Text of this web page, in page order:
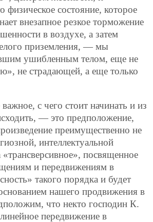
физическое состояние, которое
внезапное резкое торможение
в воздухе, а затем
приземления, — мы
ушибленным телом, еще не
не страдающей, а еще только
с чего стоит начинать и из
— это предположение,
преимущественно не
интеллектуальной
посвященное
и передвижениям в
такого порядка и будет
нашего продвижения в
что некто господин К.
передвижение в